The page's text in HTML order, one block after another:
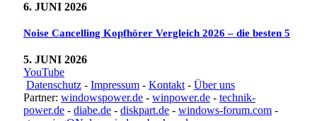
6. JUNI 2026
Noise Cancelling Kopfhörer Vergleich 2026 – die besten 5
5. JUNI 2026
YouTube
Datenschutz - Impressum - Kontakt - Über uns
Partner: windowspower.de - winpower.de - technik-
power.de - diabe.de - diskpart.de - windows-forum.com -